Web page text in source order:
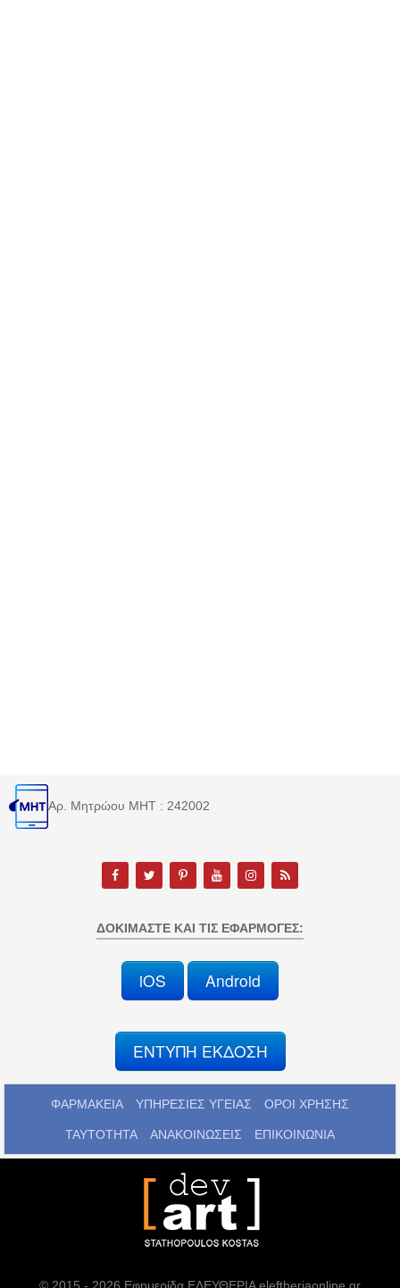
Αρ. Μητρώου MHT : 242002
ΔΟΚΙΜΆΣΤΕ ΚΑΙ ΤΙΣ ΕΦΑΡΜΟΓΈΣ:
iOS Android
ΕΝΤΥΠΗ ΕΚΔΟΣΗ
ΦΑΡΜΑΚΕΙΑ ΥΠΗΡΕΣΙΕΣ ΥΓΕΙΑΣ ΟΡΟΙ ΧΡΗΣΗΣ
ΤΑΥΤΟΤΗΤΑ ΑΝΑΚΟΙΝΩΣΕΙΣ ΕΠΙΚΟΙΝΩΝΙΑ
© 2015 - 2026 Εφημερίδα ΕΛΕΥΘΕΡΙΑ eleftheriaonline.gr